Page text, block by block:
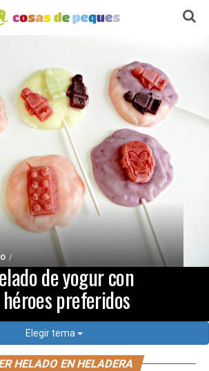
de yogur con
preferidos
Elegir tema
HELADO EN HELADERA